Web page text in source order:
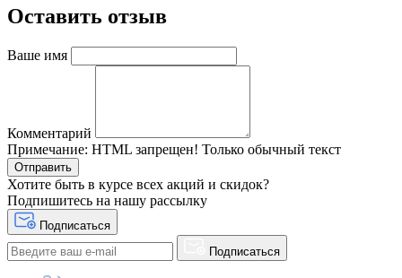
Оставить отзыв
Ваше имя
Комментарий
Примечание: HTML запрещен! Только обычный текст
Отправить
Хотите быть в курсе всех акций и скидок?
Подпишитесь на нашу рассылку
Подписаться
Подписаться